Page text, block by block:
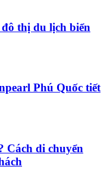
thị du lịch biển
Phú Quốc tiết
Cách di chuyển